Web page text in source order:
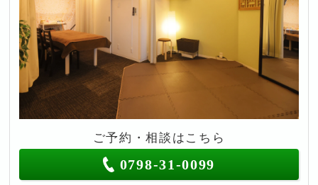
ご予約・相談はこちら
0798-31-0099